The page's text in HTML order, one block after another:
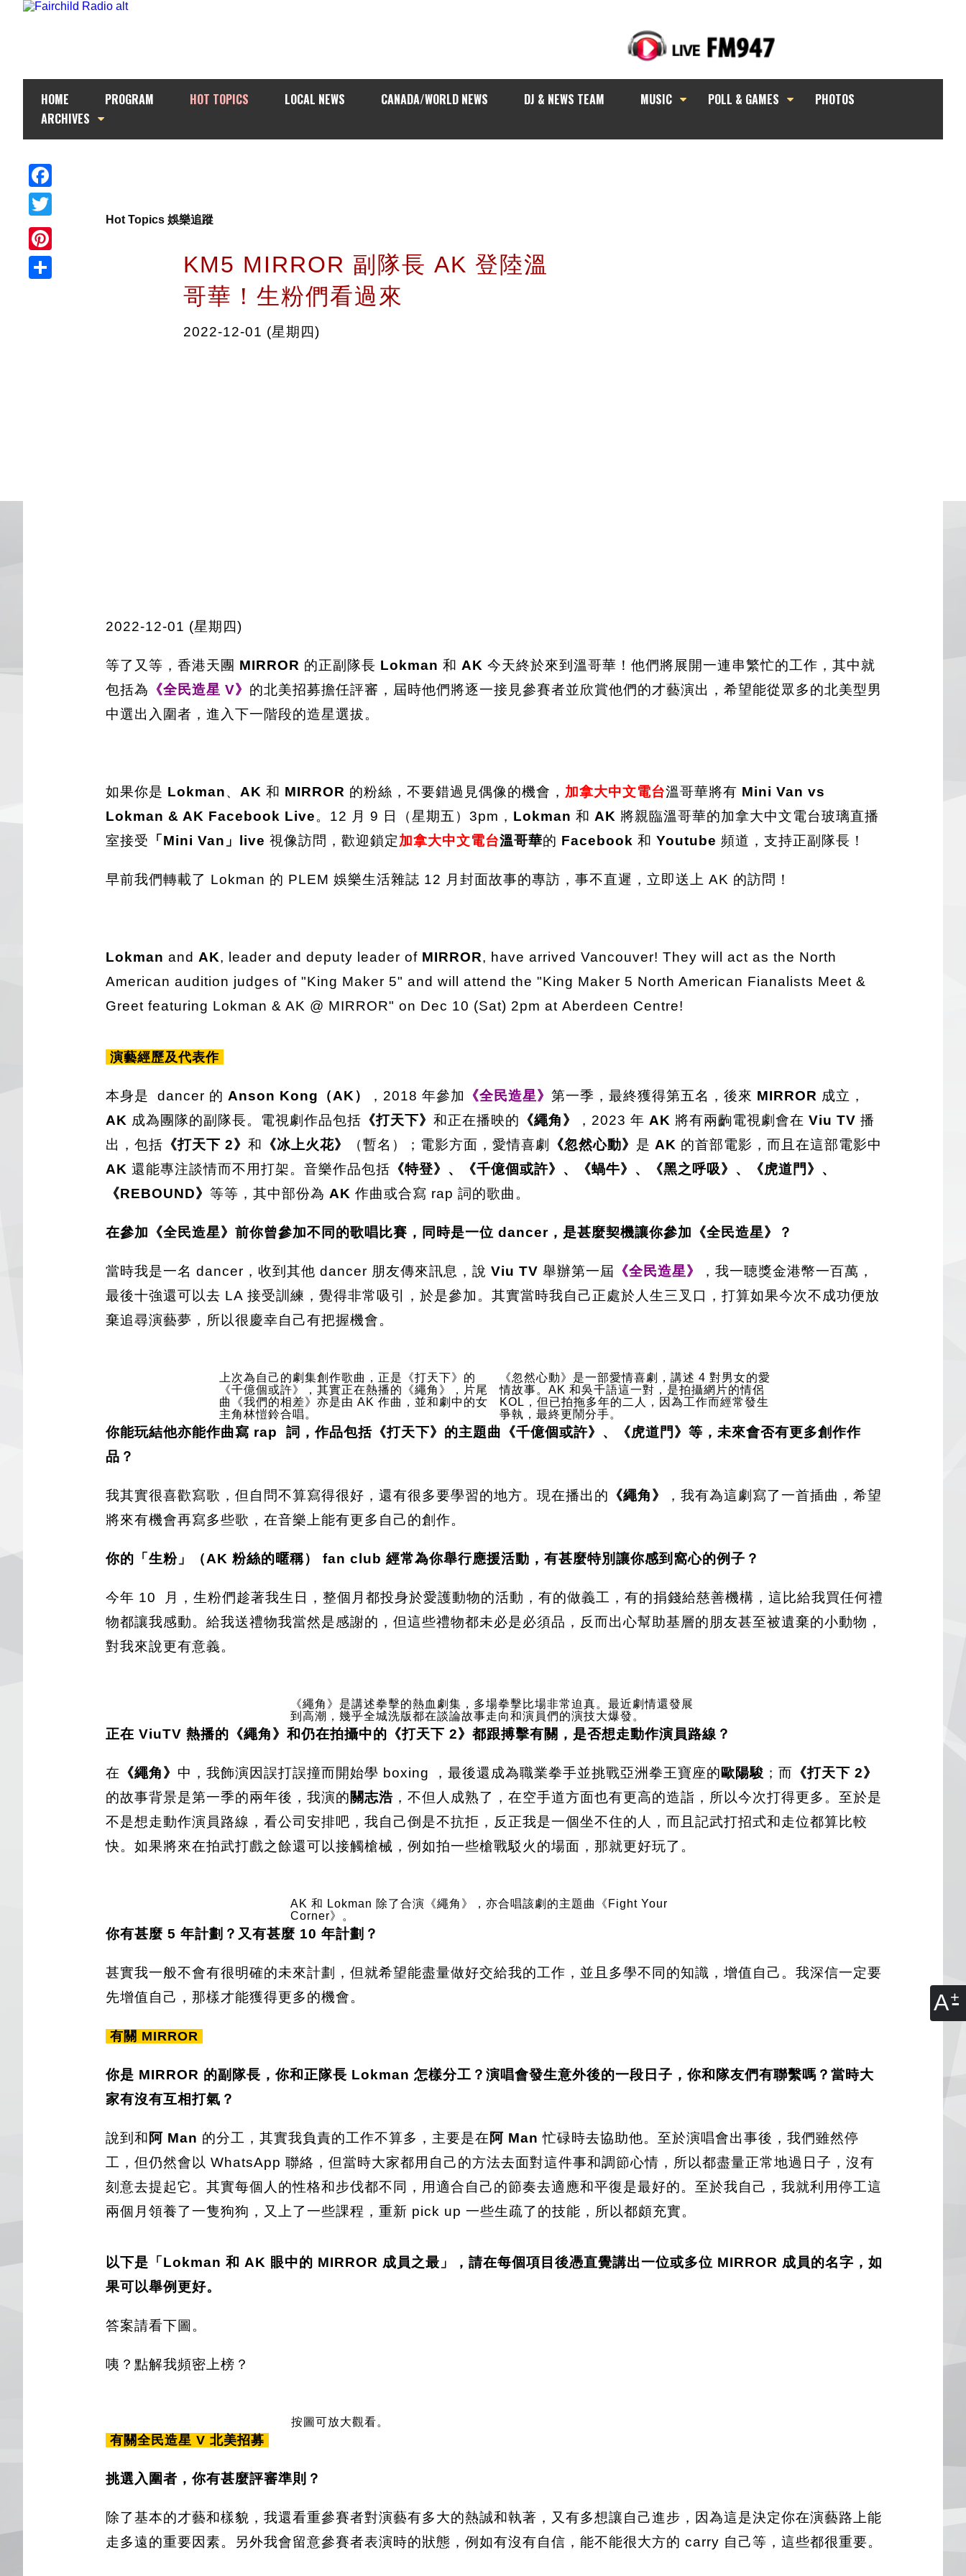
A
HOME PROGRAM HOT TOPICS LOCAL NEWS CANADA/WORLD NEWS DJ & NEWS TEAM MUSIC POLL & GAMES
PHOTOS
ARCHIVES
Facebook
Twitter
Pinterest
Hot Topics 娛樂追蹤
KM5 MIRROR 副隊長 AK 登陸溫
哥華！生粉們看過來
2022-12-01 (星期四)
2022-12-01 (星期四)
等了又等，香港天團 MIRROR 的正副隊長 Lokman 和 AK 今天終於來到溫哥華！他們將展開一連串繁忙的工作，其中就
包括為 《全民造星 V》 的北美招募擔任評審，屆時他們將逐一接見參賽者並欣賞他們的才藝演出，希望能從眾多的北美型男
中選出入圍者，進入下一階段的造星選拔。
如果你是 Lokman、 AK 和 MIRROR 的粉絲，不要錯過見偶像的機會， 加拿大中文電台溫哥華將有 Mini Van vs
Lokman & AK Facebook Live。12 月 9 日（星期五）3pm， Lokman 和 AK 將親臨溫哥華的加拿大中文電台玻璃直播
室接受 「Mini Van」live 視像訪問，歡迎鎖定加拿大中文電台溫哥華的 Facebook 和 Youtube 頻道，支持正副隊長！
早前我們轉載了 Lokman 的 PLEM 娛樂生活雜誌 12 月封面故事的專訪，事不直遲，立即送上 AK 的訪問！
Lokman and AK, leader and deputy leader of MIRROR, have arrived Vancouver! They will act as the North
American audition judges of "King Maker 5" and will attend the "King Maker 5 North American Fianalists Meet &
Greet featuring Lokman & AK @ MIRROR" on Dec 10 (Sat) 2pm at Aberdeen Centre!
演藝經歷及代表作
本身是 dancer 的 Anson Kong（AK） ，2018 年參加 《全民造星》 第一季，最終獲得第五名，後來 MIRROR 成立，
AK 成為團隊的副隊長。電視劇作品包括 《打天下》 和正在播映的 《繩角》 ，2023 年 AK 將有兩齣電視劇會在 Viu TV 播
出，包括 《打天下 2》 和 《冰上火花》 （暫名）；電影方面，愛情喜劇 《忽然心動》 是 AK 的首部電影，而且在這部電影中
AK 還能專注談情而不用打架。音樂作品包括 《特登》、《千億個或許》、《蝸牛》、《黑之呼吸》、《虎道門》、
《REBOUND》 等等，其中部份為 AK 作曲或合寫 rap 詞的歌曲。
在參加《全民造星》前你曾參加不同的歌唱比賽，同時是一位 dancer，是甚麼契機讓你參加《全民造星》？
當時我是一名 dancer，收到其他 dancer 朋友傳來訊息，說 Viu TV 舉辦第一屆 《全民造星》
，我一聴獎金港幣一百萬，
最後十強還可以去 LA 接受訓練，覺得非常吸引，於是參加。其實當時我自己正處於人生三叉口，打算如果今次不成功便放
棄追尋演藝夢，所以很慶幸自己有把握機會。
上次為自己的劇集創作歌曲，正是《打天下》的
《千億個或許》，其實正在熱播的《繩角》，片尾
曲《我們的相差》亦是由 AK 作曲，並和劇中的女
主角林愷鈴合唱。
《忽然心動》是一部愛情喜劇，講述 4 對男女的愛
情故事。AK 和吳千語這一對，是拍攝網片的情侶
KOL，但已拍拖多年的二人，因為工作而經常發生
爭執，最終更鬧分手。
你能玩結他亦能作曲寫 rap 詞，作品包括《打天下》的主題曲《千億個或許》、《虎道門》等，未來會否有更多創作作
品？
我其實很喜歡寫歌，但自問不算寫得很好，還有很多要學習的地方。現在播出的 《繩角》
，我有為這劇寫了一首插曲，希望
將來有機會再寫多些歌，在音樂上能有更多自己的創作。
你的「生粉」（AK 粉絲的暱稱） fan club 經常為你舉行應援活動，有甚麼特別讓你感到窩心的例子？
今年 10 月，生粉們趁著我生日，整個月都投身於愛護動物的活動，有的做義工，有的捐錢給慈善機構，這比給我買任何禮
物都讓我感動。給我送禮物我當然是感謝的，但這些禮物都未必是必須品，反而出心幫助基層的朋友甚至被遺棄的小動物，
對我來說更有意義。
《繩角》是講述拳擊的熱血劇集，多場拳擊比場非常迫真。最近劇情還發展
到高潮，幾乎全城洗版都在談論故事走向和演員們的演技大爆發。
正在 ViuTV 熱播的《繩角》和仍在拍攝中的《打天下 2》都跟搏擊有關，是否想走動作演員路線？
在 《繩角》 中，我飾演因誤打誤撞而開始學 boxing ，最後還成為職業拳手並挑戰亞洲拳王寶座的歐陽駿 ；而 《打天下 2》
的故事背景是第一季的兩年後，我演的關志浩 ，不但人成熟了，在空手道方面也有更高的造詣，所以今次打得更多。至於是
不是想走動作演員路線，看公司安排吧，我自己倒是不抗拒，反正我是一個坐不住的人，而且記武打招式和走位都算比較
快。如果將來在拍武打戲之餘還可以接觸槍械，例如拍一些槍戰駁火的場面，那就更好玩了。
AK 和 Lokman 除了合演《繩角》，亦合唱該劇的主題曲《Fight Your
Corner》。
你有甚麼 5 年計劃？又有甚麼 10 年計劃？
甚實我一般不會有很明確的未來計劃，但就希望能盡量做好交給我的工作，並且多學不同的知識，增值自己。我深信一定要
先增值自己，那樣才能獲得更多的機會。
有關 MIRROR
你是 MIRROR 的副隊長，你和正隊長 Lokman 怎樣分工？演唱會發生意外後的一段日子，你和隊友們有聯繫嗎？當時大
家有沒有互相打氣？
說到和 阿 Man 的分工，其實我負責的工作不算多，主要是在 阿 Man 忙碌時去協助他。至於演唱會出事後，我們雖然停
工，但仍然會以 WhatsApp 聯絡，但當時大家都用自己的方法去面對這件事和調節心情，所以都盡量正常地過日子，沒有
刻意去提起它。其實每個人的性格和步伐都不同，用適合自己的節奏去適應和平復是最好的。至於我自己，我就利用停工這
兩個月領養了一隻狗狗，又上了一些課程，重新 pick up 一些生疏了的技能，所以都頗充實。
以下是「Lokman 和 AK 眼中的 MIRROR 成員之最」，請在每個項目後憑直覺講出一位或多位 MIRROR 成員的名字，如
果可以舉例更好。
答案請看下圖。
咦？點解我頻密上榜？
按圖可放大觀看。
有關全民造星 V 北美招募
挑選入圍者，你有甚麼評審準則？
除了基本的才藝和樣貌，我還看重參賽者對演藝有多大的熱誠和執著，又有多想讓自己進步，因為這是決定你在演藝路上能
走多遠的重要因素。另外我會留意參賽者表演時的狀態，例如有沒有自信，能不能很大方的 carry 自己等，這些都很重要。